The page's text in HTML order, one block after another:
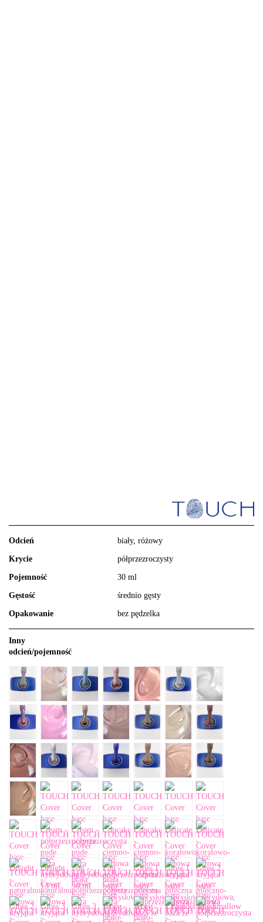
Odcień biały, różowy
Krycie półprzezroczysty
Pojemność 30 ml
Gęstość średnio gęsty
Opakowanie bez pędzelka
Inny
odcień/pojemność